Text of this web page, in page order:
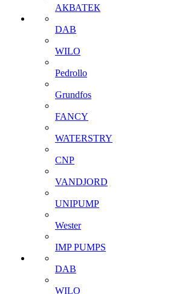
АКВАТЕК
DAB
WILO
Pedrollo
Grundfos
FANCY
WATERSTRY
CNP
VANDJORD
UNIPUMP
Wester
IMP PUMPS
DAB
WILO